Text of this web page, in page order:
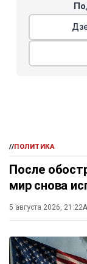
//ПОЛИТИКА
После
мир снова
5 августа 2026, 21:22